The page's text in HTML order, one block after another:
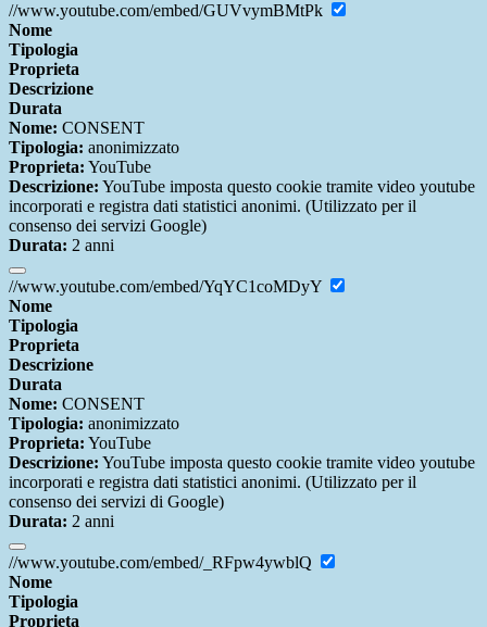
//www.youtube.com/embed/GUVvymBMtPk
Nome
Tipologia
Proprieta
Descrizione
Durata
Nome: CONSENT
Tipologia: anonimizzato
Proprieta: YouTube
Descrizione: YouTube imposta questo cookie tramite video youtube
incorporati e registra dati statistici anonimi. (Utilizzato per il
consenso dei servizi Google)
Durata: 2 anni
//www.youtube.com/embed/YqYC1coMDyY
Nome
Tipologia
Proprieta
Descrizione
Durata
Nome: CONSENT
Tipologia: anonimizzato
Proprieta: YouTube
Descrizione: YouTube imposta questo cookie tramite video youtube
incorporati e registra dati statistici anonimi. (Utilizzato per il
consenso dei servizi di Google)
Durata: 2 anni
//www.youtube.com/embed/_RFpw4ywblQ
Nome
Tipologia
Proprieta